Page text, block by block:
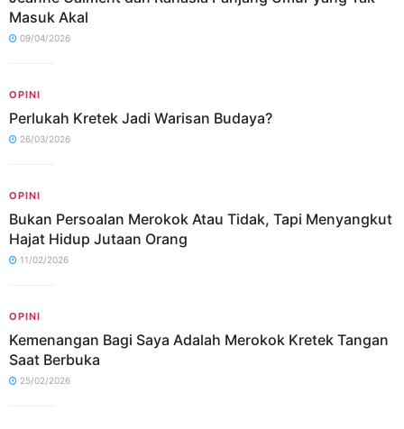
Masuk Akal
09/04/2026
OPINI
Perlukah Kretek Jadi Warisan Budaya?
26/03/2026
OPINI
Bukan Persoalan Merokok Atau Tidak, Tapi Menyangkut
Hajat Hidup Jutaan Orang
11/02/2026
OPINI
Kemenangan Bagi Saya Adalah Merokok Kretek Tangan
Saat Berbuka
25/02/2026